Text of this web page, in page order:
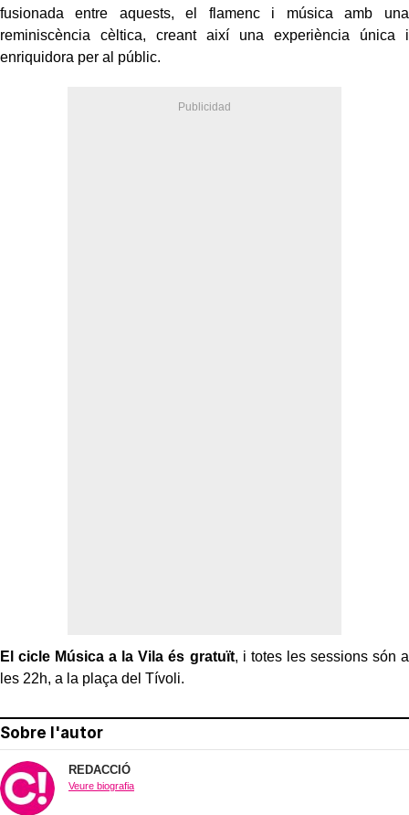
fusionada entre aquests, el flamenc i música amb una
reminiscència cèltica, creant així una experiència única i
enriquidora per al públic.
El cicle Música a la Vila és gratuït, i totes les sessions són a
les 22h, a la plaça del Tívoli.
Sobre l'autor
REDACCIÓ
Veure biografia